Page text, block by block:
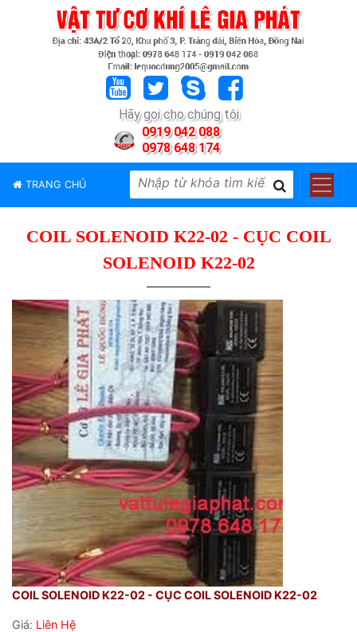
Hãy gọi cho chúng tôi
0919 042 088
0978 648 174
TRANG CHỦ
PHẨM
HIỆU
COIL SOLENOID K22-02 - CỤC COIL
SOLENOID K22-02
COIL SOLENOID K22-02 - CỤC COIL SOLENOID K22-02
Giá: Liên Hệ